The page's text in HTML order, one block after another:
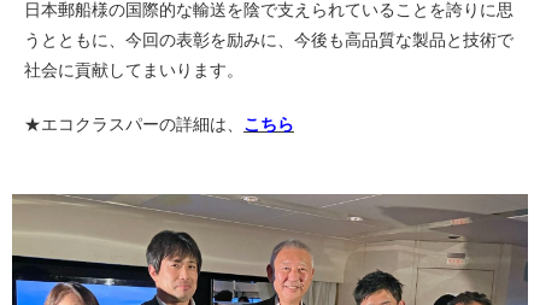
日本郵船様の国際的な輸送を陰で支えられていることを誇りに思
うとともに、今回の表彰を励みに、今後も高品質な製品と技術で
社会に貢献してまいります。
★エコクラスパーの詳細は、 こちら